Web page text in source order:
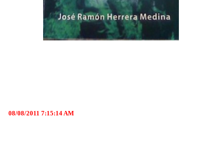
08/08/2011 7:15:14 AM